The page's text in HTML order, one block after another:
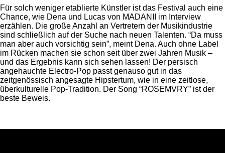
Für solch weniger etablierte Künstler ist das Festival auch eine
Chance, wie Dena und Lucas von MADANII im Interview
erzählen. Die große Anzahl an Vertretern der Musikindustrie
sind schließlich auf der Suche nach neuen Talenten. “Da muss
man aber auch vorsichtig sein”, meint Dena. Auch ohne Label
im Rücken machen sie schon seit über zwei Jahren Musik –
und das Ergebnis kann sich sehen lassen! Der persisch
angehauchte Electro-Pop passt genauso gut in das
zeitgenössisch angesagte Hipstertum, wie in eine zeitlose,
überkulturelle Pop-Tradition. Der Song “ROSEMVRY” ist der
beste Beweis.